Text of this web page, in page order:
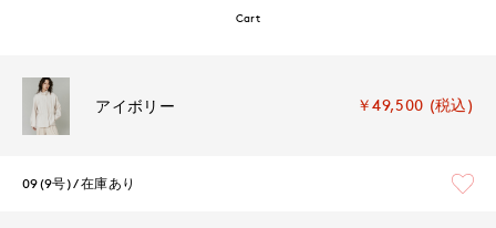
Cart
アイボリー ￥49,500 (税込)
09(9号) 在庫あり